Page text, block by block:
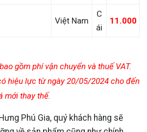
Việt Nam
C
ái
11.000
gồm phí vận chuyển và thuế VAT.
hiệu lực từ ngày 20/05/2024 cho đến
mới thay thế.
Phú Gia, quý khách hàng sẽ